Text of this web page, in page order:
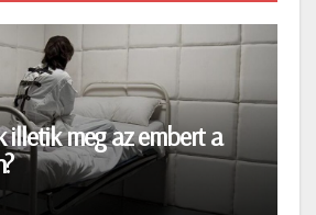
illetik meg az embert a